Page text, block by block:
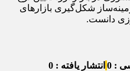
زمینه‌ساز شکل‌گیری بازارهای
دانست.
: 0 انتشار یافته : 0